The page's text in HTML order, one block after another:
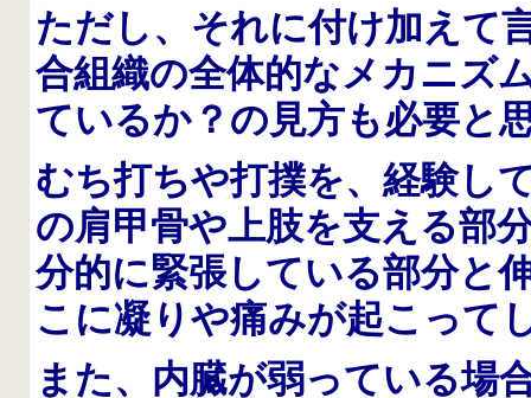
ただし、それに付け加えて
合組織の全体的なメカニズ
ているか？の見方も必要と
むち打ちや打撲を、経験し
の肩甲骨や上肢を支える部
分的に緊張している部分と
こに凝りや痛みが起こって
また、内臓が弱っている場